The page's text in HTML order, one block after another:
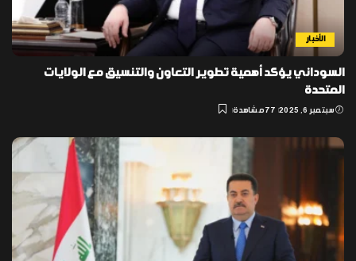
الأخبار
السوداني يؤكد أهمية تطوير التعاون والتنسيق مع الولايات
المتحدة
سبتمبر 6, 2025 77 مشاهدة